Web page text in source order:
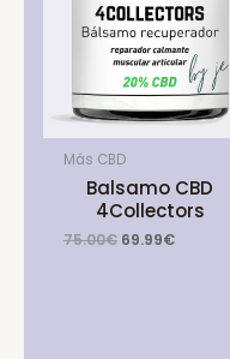
Más CBD
Balsamo CBD
4Collectors
75.00€ Original
69.99€Current